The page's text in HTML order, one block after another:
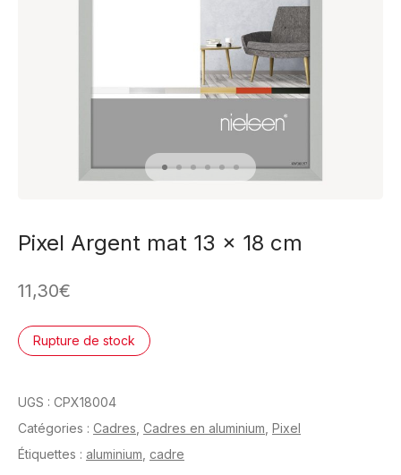
Pixel Argent mat 13 x 18 cm
11,30€
Rupture de stock
UGS : CPX18004
Catégories : Cadres Cadres en aluminium Pixel
Étiquettes : aluminium cadre